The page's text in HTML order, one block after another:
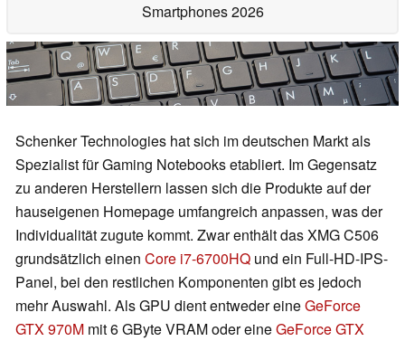
Smartphones 2026
Schenker Technologies hat sich im deutschen Markt als
Spezialist für Gaming Notebooks etabliert. Im Gegensatz
zu anderen Herstellern lassen sich die Produkte auf der
hauseigenen Homepage umfangreich anpassen, was der
Individualität zugute kommt. Zwar enthält das XMG C506
grundsätzlich einen Core i7-6700HQ und ein Full-HD-IPS-
Panel, bei den restlichen Komponenten gibt es jedoch
mehr Auswahl. Als GPU dient entweder eineGeForce
GTX 970M mit 6 GByte VRAM oder eineGeForce GTX